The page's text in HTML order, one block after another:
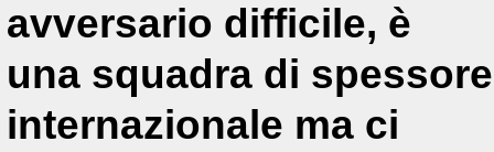
avversario difficile, è
una squadra di spessore
internazionale ma ci